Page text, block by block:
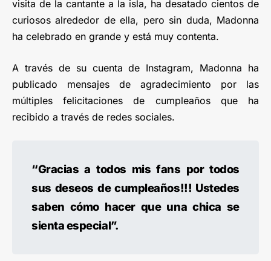
visita de la cantante a la isla, ha desatado cientos de
curiosos alrededor de ella, pero sin duda, Madonna
ha celebrado en grande y está muy contenta.
A través de su cuenta de Instagram, Madonna ha
publicado mensajes de agradecimiento por las
múltiples felicitaciones de cumpleaños que ha
recibido a través de redes sociales.
“Gracias a todos mis fans por todos
sus deseos de cumpleaños!!! Ustedes
saben cómo hacer que una chica se
sienta especial”.